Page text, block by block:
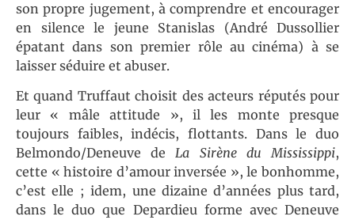
son propre jugement, à comprendre et encourager
en silence le jeune Stanislas (André Dussollier
épatant dans son premier rôle au cinéma) à se
laisser séduire et abuser.
Et quand Truffaut choisit des acteurs réputés pour
leur « mâle attitude », il les monte presque
toujours faibles, indécis, flottants. Dans le duo
Belmondo/Deneuve de La Sirène du Mississippi,
cette « histoire d’amour inversée », le bonhomme,
c’est elle ; idem, une dizaine d’années plus tard,
dans le duo que Depardieu forme avec Deneuve